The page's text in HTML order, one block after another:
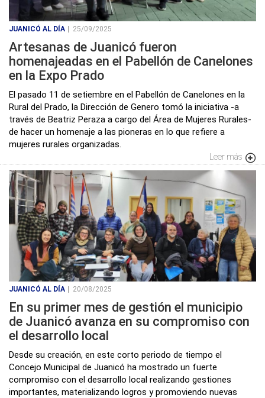
JUANICÓ AL DÍA 25/09/2025
Artesanas de Juanicó fueron
homenajeadas en el Pabellón de Canelones
en la Expo Prado
El pasado 11 de setiembre en el Pabellón de Canelones en la
Rural del Prado, la Dirección de Genero tomó la iniciativa -a
través de Beatriz Peraza a cargo del Área de Mujeres Rurales-
de hacer un homenaje a las pioneras en lo que refiere a
mujeres rurales organizadas.
Leer más
JUANICÓ AL DÍA | 20/08/2025
En su primer mes de gestión el municipio
de Juanicó avanza en su compromiso con
el desarrollo local
Desde su creación, en este corto periodo de tiempo el
Concejo Municipal de Juanicó ha mostrado un fuerte
compromiso con el desarrollo local realizando gestiones
importantes, materializando logros y promoviendo nuevas